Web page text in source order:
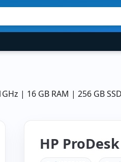
| 16 GB RAM | 256 GB
HP